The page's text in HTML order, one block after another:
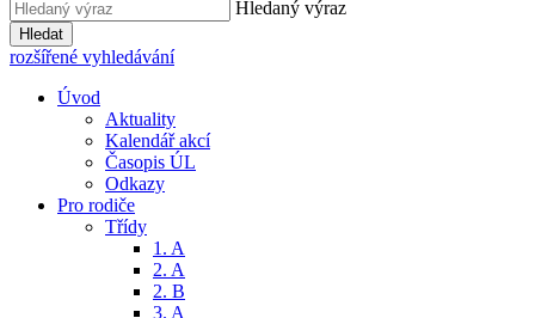
Hledaný výraz
Hledat
rozšířené vyhledávání
Úvod
Aktuality
Kalendář akcí
Časopis ÚL
Odkazy
Pro rodiče
Třídy
1. A
2. A
2. B
3. A